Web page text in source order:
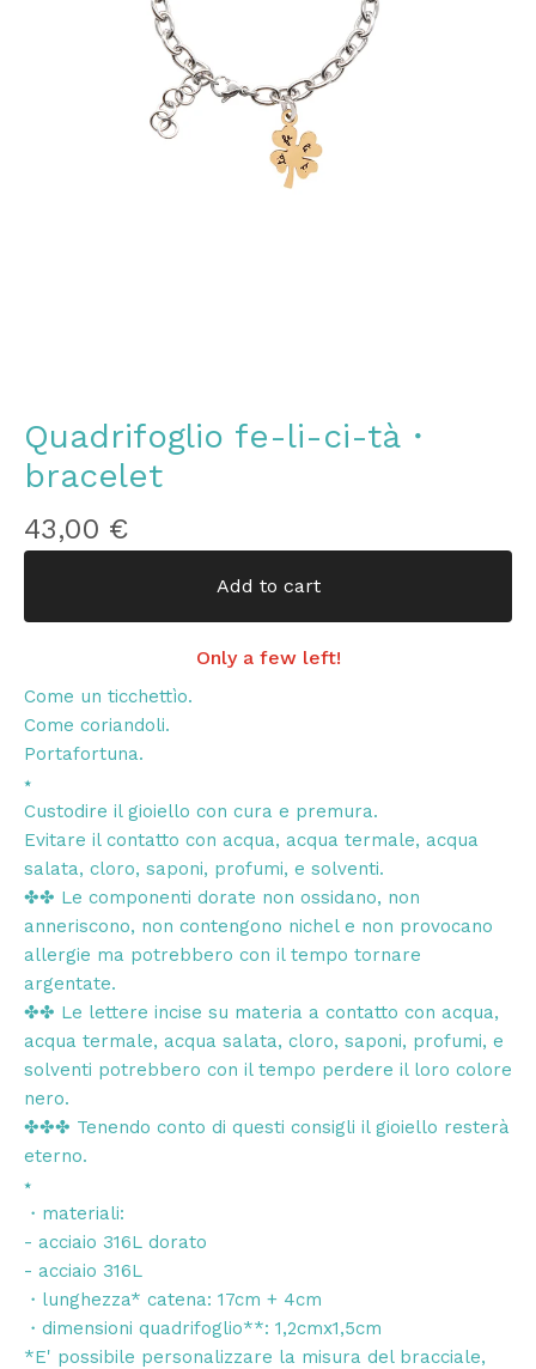
Quadrifoglio fe-li-ci-tà・
bracelet
43,00 €
Add to cart
Only a few left!
Come un ticchettìo.
Come coriandoli.
Portafortuna.
⭑
Custodire il gioiello con cura e premura.
Evitare il contatto con acqua, acqua termale, acqua
salata, cloro, saponi, profumi, e solventi.
✤✤ Le componenti dorate non ossidano, non
anneriscono, non contengono nichel e non provocano
allergie ma potrebbero con il tempo tornare
argentate.
✤✤ Le lettere incise su materia a contatto con acqua,
acqua termale, acqua salata, cloro, saponi, profumi, e
solventi potrebbero con il tempo perdere il loro colore
nero.
✤✤✤ Tenendo conto di questi consigli il gioiello resterà
eterno.
⭑
・materiali:
- acciaio 316L dorato
- acciaio 316L
・lunghezza* catena: 17cm + 4cm
・dimensioni quadrifoglio**: 1,2cmx1,5cm
*E' possibile personalizzare la misura del bracciale,